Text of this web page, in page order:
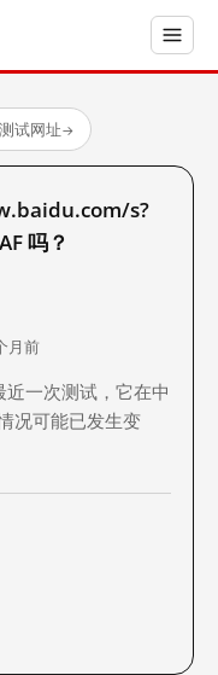
试网址→
s?
吗？
月前
一次测试，它在中
况可能已发生变